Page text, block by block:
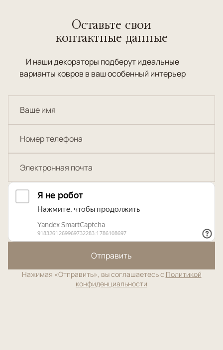
Оставьте свои
контактные данные
И наши декораторы подберут идеальные
варианты ковров в ваш особенный интерьер
Отправить
Нажимая «Отправить», вы соглашаетесь с Политикой
конфиденциальности